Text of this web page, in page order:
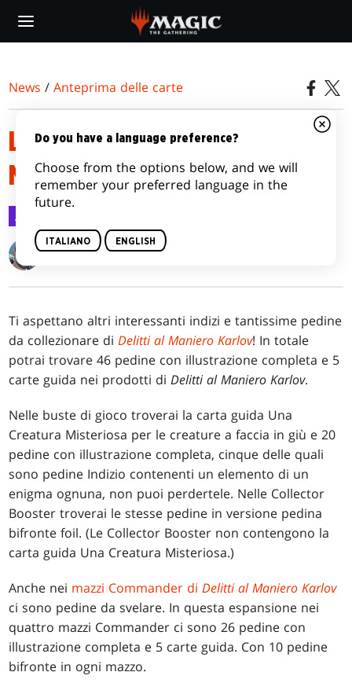
main
News /Anteprima delle carte
LE PEDINE DI DELITTI AL
MANIERO KARLOV
Anteprima delle carte
Kendall Pepple
Ti aspettano altri interessanti indizi e tantissime pedine
da collezionare diDelitti al Maniero Karlov! In totale
potrai trovare 46 pedine con illustrazione completa e 5
carte guida nei prodotti diDelitti al Maniero Karlov.
Nelle buste di gioco troverai la carta guida Una
Creatura Misteriosa per le creature a faccia in giù e 20
pedine con illustrazione completa, cinque delle quali
sono pedine Indizio contenenti un elemento di un
enigma ognuna, non puoi perdertele. Nelle Collector
Booster troverai le stesse pedine in versione pedina
bifronte foil. (Le Collector Booster non contengono la
carta guida Una Creatura Misteriosa.)
Anche nei mazzi Commander diDelitti al Maniero Karlov
ci sono pedine da svelare. In questa espansione nei
quattro mazzi Commander ci sono 26 pedine con
illustrazione completa e 5 carte guida. Con 10 pedine
bifronte in ogni mazzo.
Do you have a language preference?
Choose from the options below, and we will
remember your preferred language in the
future.
ITALIANO ENGLISH